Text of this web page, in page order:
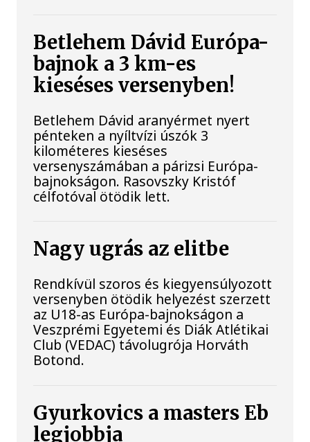
Betlehem Dávid Európa-
bajnok a 3 km-es
kieséses versenyben!
Betlehem Dávid aranyérmet nyert
pénteken a nyíltvízi úszók 3
kilométeres kieséses
versenyszámában a párizsi Európa-
bajnokságon. Rasovszky Kristóf
célfotóval ötödik lett.
Nagy ugrás az elitbe
Rendkívül szoros és kiegyensúlyozott
versenyben ötödik helyezést szerzett
az U18-as Európa-bajnokságon a
Veszprémi Egyetemi és Diák Atlétikai
Club (VEDAC) távolugrója Horváth
Botond.
Gyurkovics a masters Eb
legjobbja